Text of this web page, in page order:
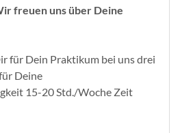
freuen uns über Deine
für Dein Praktikum bei uns drei
Deine
15-20 Std./Woche Zeit